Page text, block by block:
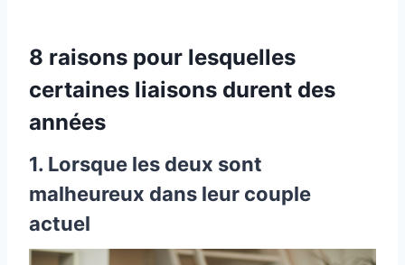
8 raisons pour lesquelles
certaines liaisons durent des
années
1. Lorsque les deux sont
malheureux dans leur couple
actuel